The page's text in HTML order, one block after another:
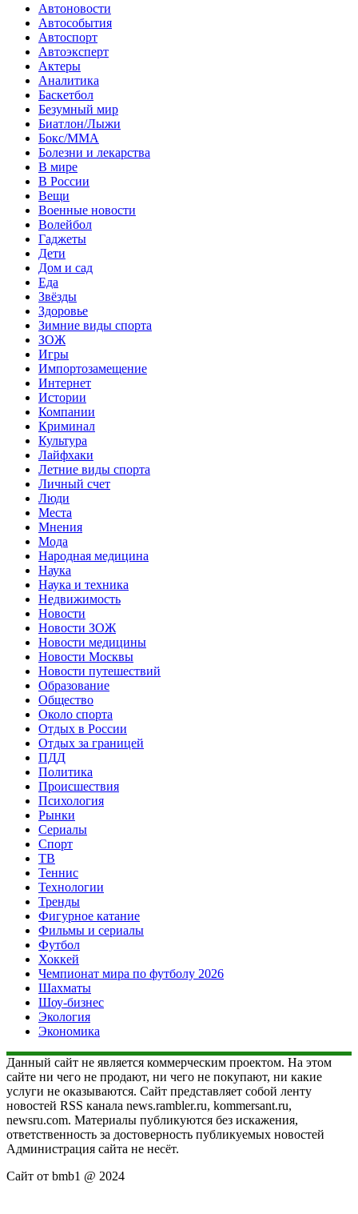
Автоновости
Автособытия
Автоспорт
Автоэксперт
Актеры
Аналитика
Баскетбол
Безумный мир
Биатлон/Лыжи
Бокс/MMA
Болезни и лекарства
В мире
В России
Вещи
Военные новости
Волейбол
Гаджеты
Дети
Дом и сад
Еда
Звёзды
Здоровье
Зимние виды спорта
ЗОЖ
Игры
Импортозамещение
Интернет
Истории
Компании
Криминал
Культура
Лайфхаки
Летние виды спорта
Личный счет
Люди
Места
Мнения
Мода
Народная медицина
Наука
Наука и техника
Недвижимость
Новости
Новости ЗОЖ
Новости медицины
Новости Москвы
Новости путешествий
Образование
Общество
Около спорта
Отдых в России
Отдых за границей
ПДД
Политика
Происшествия
Психология
Рынки
Сериалы
Спорт
ТВ
Теннис
Технологии
Тренды
Фигурное катание
Фильмы и сериалы
Футбол
Хоккей
Чемпионат мира по футболу 2026
Шахматы
Шоу-бизнес
Экология
Экономика
Данный сайт не является коммерческим проектом. На этом
сайте ни чего не продают, ни чего не покупают, ни какие
услуги не оказываются. Сайт представляет собой ленту
новостей RSS канала news.rambler.ru, kommersant.ru,
newsru.com. Материалы публикуются без искажения,
ответственность за достоверность публикуемых новостей
Администрация сайта не несёт.
Сайт от bmb1 @ 2024